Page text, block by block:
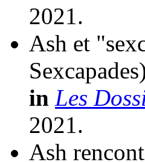
2021.
Ash et
in Les
2021.
Ash